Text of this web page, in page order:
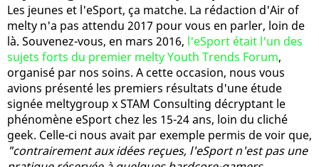
Les jeunes et l'eSport, ça matche. La rédaction d'Air of
melty n'a pas attendu 2017 pour vous en parler, loin de
là. Souvenez-vous, en mars 2016, l'eSport était l'un des
sujets forts du premier melty Youth Trends Forum,
organisé par nos soins. A cette occasion, nous vous
avions présenté les premiers résultats d'une étude
signée meltygroup x STAM Consulting décryptant le
phénomène eSport chez les 15-24 ans, loin du cliché
geek. Celle-ci nous avait par exemple permis de voir que,
"contrairement aux idées reçues, l'eSport n'est pas une